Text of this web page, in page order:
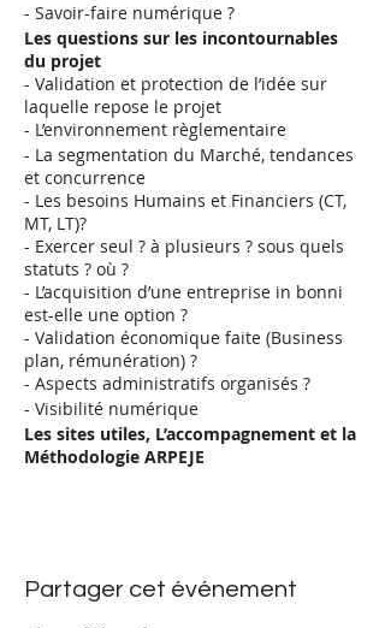
- Savoir-faire numérique ?
Les questions sur les incontournables
du projet
- Validation et protection de l’idée sur
laquelle repose le projet
- L’environnement règlementaire
- La segmentation du Marché, tendances
et concurrence
- Les besoins Humains et Financiers (CT,
MT, LT)?
- Exercer seul ? à plusieurs ? sous quels
statuts ? où ?
- L’acquisition d’une entreprise in bonni
est-elle une option ?
- Validation économique faite (Business
plan, rémunération) ?
- Aspects administratifs organisés ?
- Visibilité numérique
Les sites utiles, L’accompagnement et la
Méthodologie ARPEJE
Partager cet événement